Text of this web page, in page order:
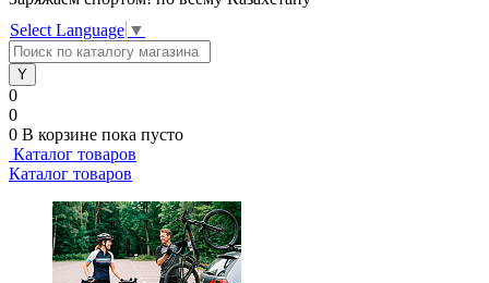
Select Language ▼
0
0
0 В корзине пока пусто
Каталог товаров
Каталог товаров